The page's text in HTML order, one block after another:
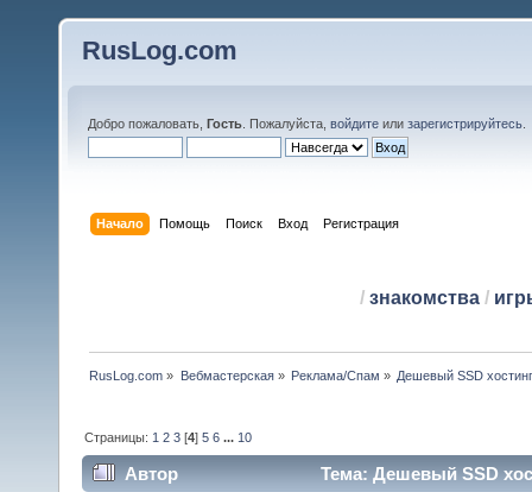
RusLog.com
Добро пожаловать, Гость . Пожалуйста, войдите или зарегистрируйтесь
Начало Помощь Поиск Вход Регистрация
/ знакомства/
RusLog.com » Вебмастерская» Реклама/Спам » Дешевый SSD
Страницы: 1 2 3 [4]5 6 ... 10
Автор
Тема: Дешевый SSD